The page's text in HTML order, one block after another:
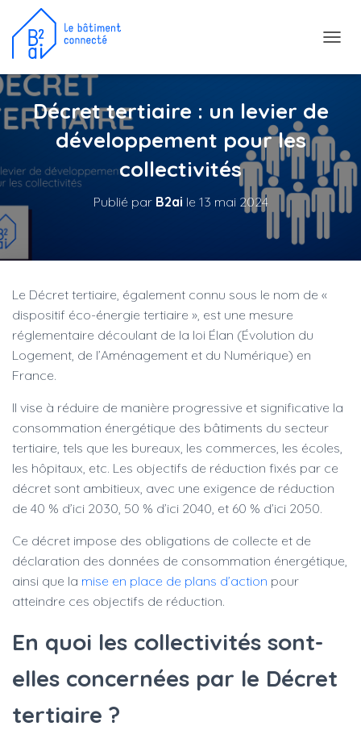
R
L
N
A
Décret tertiaire : un levier de
développement pour les
collectivités
Publié par B2ai le 13 mai 2024
Le Décret tertiaire, également connu sous le nom de «
dispositif éco-énergie tertiaire », est une mesure
réglementaire découlant de la loi Élan (Évolution du
Logement, de l’Aménagement et du Numérique) en
France.
Il vise à réduire de manière progressive et significative la
consommation énergétique des bâtiments du secteur
tertiaire, tels que les bureaux, les commerces, les écoles,
les hôpitaux, etc. Les objectifs de réduction fixés par ce
décret sont ambitieux, avec une exigence de réduction
de 40 % d’ici 2030, 50 % d’ici 2040, et 60 % d’ici 2050.
Ce décret impose des obligations de collecte et de
déclaration des données de consommation énergétique,
ainsi que la mise en place de plans d’action pour
atteindre ces objectifs de réduction.
En quoi les collectivités sont-
elles concernées par le Décret
tertiaire ?